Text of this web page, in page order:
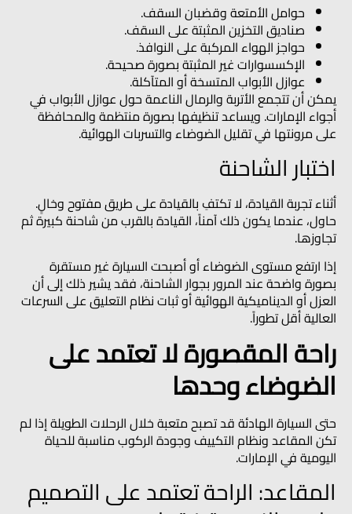
حوامل الأمتعة وقضبان السقف.
صناديق التخزين المثبتة على السقف.
حواجز الهواء المركبة على النوافذ.
الإكسسوارات غير المثبتة بصورة صحيحة.
عوازل الأبواب المتسخة أو المتآكلة.
يمكن أن تتجمع الأتربة والرمال الناعمة حول عوازل الأبواب في
أجواء الإمارات. ويساعد تنظيفها بصورة منتظمة والمحافظة
على مرونتها في تقليل الضوضاء والتسربات الهوائية.
اختبار الشاحنة
أثناء تجربة القيادة، لا تكتفِ بالقيادة على طريق مفتوح وخالٍ.
حاول، عندما يكون ذلك آمناً، القيادة بالقرب من شاحنة كبيرة ثم
تجاوزها.
إذا ارتفع مستوى الضوضاء أو أصبحت السيارة غير مستقرة
بصورة واضحة عند المرور بجوار الشاحنة، فقد يشير ذلك إلى أن
العزل أو الديناميكية الهوائية أو ثبات نظام التعليق على السرعات
العالية أقل تطوراً.
راحة المقصورة لا تعتمد على
الضوضاء وحدها
حتى السيارة الهادئة قد تصبح متعبة خلال الرحلات الطويلة إذا لم
تكن المقاعد ونظام التكييف وجودة الركوب مناسبة للحياة
اليومية في الإمارات.
المقاعد: الراحة تعتمد على التصميم